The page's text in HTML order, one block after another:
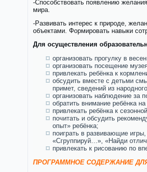
-Способствовать появлению
мира.
-Развивать интерес к природе,
объектами. Формировать навыки
Для осуществления
организовать прогулку в
организовать посещение
привлекать ребёнка к
обсудить вместе с детьми
примет, сведений из
организовать наблюдение за
обратить внимание ребёнка
привлекать ребёнка к
почитать и обсудить
опыт» ребёнка;
поиграть в развивающие
«Сгруппируй…», «Найди
привлекать к рисованию по
ПРОГРАММНОЕ СОДЕРЖАНИЕ